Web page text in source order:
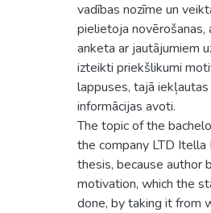
vadības nozīme un
pielietoja novērošanas,
anketa ar jautājumiem
izteikti priekšlikumi
lappuses, tajā
informācijas avoti.
The topic of the
the company LTD
thesis, because author
motivation, which the
done, by taking it from